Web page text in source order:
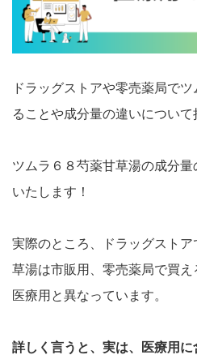
ドラッグストアや零売薬局で
ることや成分量の違いについて
ツムラ６８芍薬甘草湯の成分
いたします！
実際のところ、ドラッグスト
草湯は市販用、零売薬局で買
医療用と異なっています。
詳しく言うと、実は、医療用